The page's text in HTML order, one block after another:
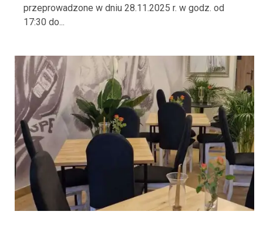
przeprowadzone w dniu 28.11.2025 r. w godz. od
17:30 do...